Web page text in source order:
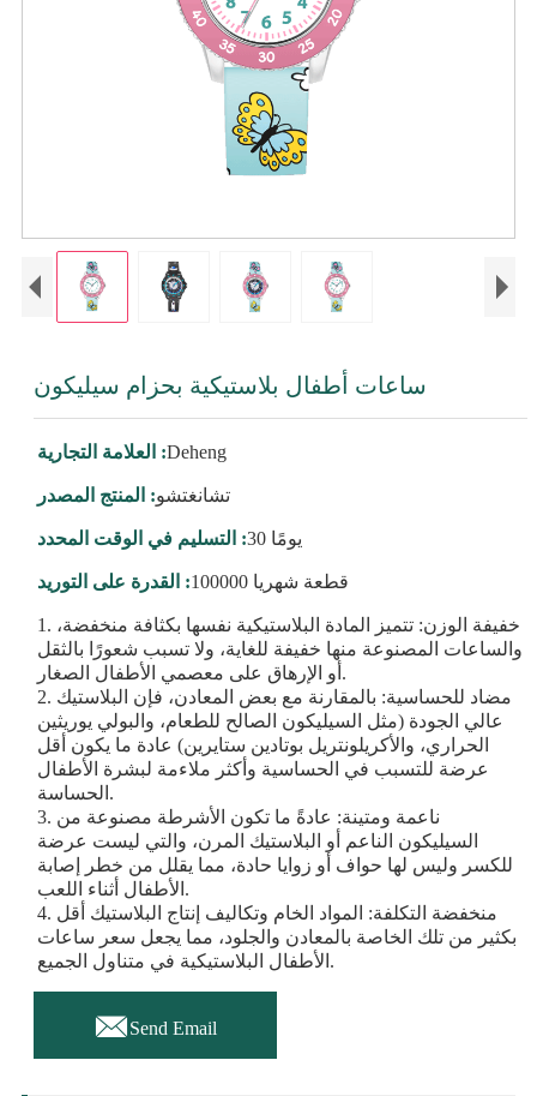
ساعات أطفال بلاستيكية بحزام سيليكون
العلامة التجارية :Deheng
المنتج المصدر :تشانغتشو
التسليم في الوقت المحدد : 30 يومًا
القدرة على التوريد : 100000 قطعة شهريا
1. خفيفة الوزن: تتميز المادة البلاستيكية نفسها بكثافة منخفضة،
والساعات المصنوعة منها خفيفة للغاية، ولا تسبب شعورًا بالثقل
أو الإرهاق على معصمي الأطفال الصغار.
2. مضاد للحساسية: بالمقارنة مع بعض المعادن، فإن البلاستيك
عالي الجودة (مثل السيليكون الصالح للطعام، والبولي يوريثين
الحراري، والأكريلونتريل بوتادين ستايرين) عادة ما يكون أقل
عرضة للتسبب في الحساسية وأكثر ملاءمة لبشرة الأطفال
الحساسة.
3. ناعمة ومتينة: عادةً ما تكون الأشرطة مصنوعة من
السيليكون الناعم أو البلاستيك المرن، والتي ليست عرضة
للكسر وليس لها حواف أو زوايا حادة، مما يقلل من خطر إصابة
الأطفال أثناء اللعب.
4. منخفضة التكلفة: المواد الخام وتكاليف إنتاج البلاستيك أقل
بكثير من تلك الخاصة بالمعادن والجلود، مما يجعل سعر ساعات
الأطفال البلاستيكية في متناول الجميع.
Send Email